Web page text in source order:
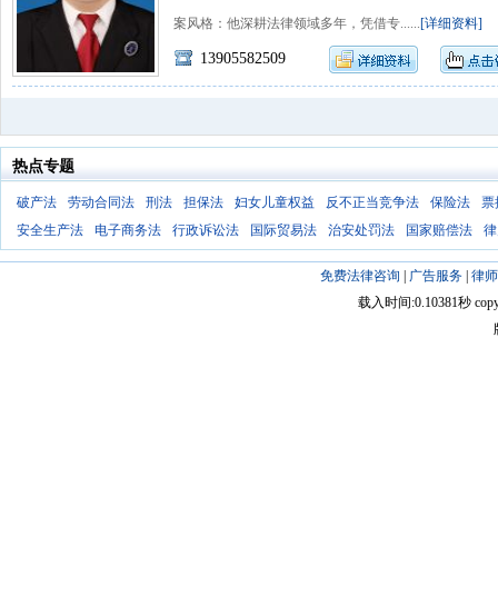
案风格：他深耕法律领域多年，凭借专......[详细资料]
13905582509
热点专题
破产法 劳动合同法 刑法 担保法 妇女儿童权益 反不正当竞争法 保险法
票
安全生产法
电子商务法 行政诉讼法 国际贸易法 治安处罚法 国家赔偿法
免费法律咨询 广告服务| 律
载入时间:0.10381秒